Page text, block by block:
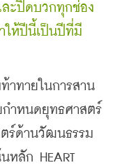
ะปิดบวกทุกช่อง
ให้ปีนี้เป็นปีที่มี
ทายในการสาน
กำหนดยุทธศาสตร์
ร์ด้านวัฒนธรรม
หลัก HEART